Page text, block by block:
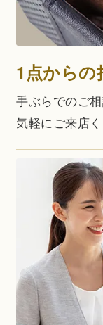
1点から
手ぶらでのご
気軽にご来店く